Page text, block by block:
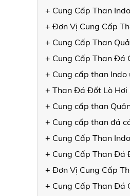
+ Cung Cấp Than
+ Đơn Vị Cung Cấp
+ Cung Cấp Than
+ Cung Cấp Than Đá
+ Cung cấp than
+ Than Đá Đốt Lò Hơi
+ Cung cấp than
+ Cung cấp than đá
+ Cung Cấp Than
+ Cung Cấp Than Đá
+ Đơn Vị Cung Cấp
+ Cung Cấp Than Đá